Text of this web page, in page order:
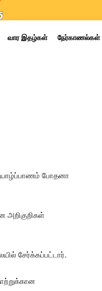
வார இதழ்கள் நேர்காணல்கள்
யாழ்ப்பாணம் போதனா
அறிகுறிகள்
சேர்க்கப்பட்டார்.